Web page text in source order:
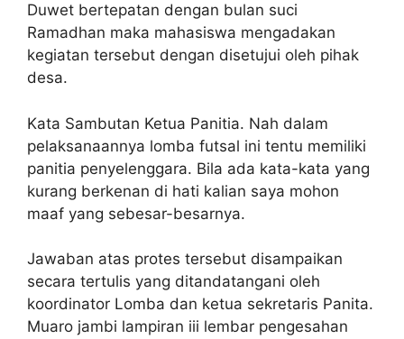
Duwet bertepatan dengan bulan suci
Ramadhan maka mahasiswa mengadakan
kegiatan tersebut dengan disetujui oleh pihak
desa.
Kata Sambutan Ketua Panitia. Nah dalam
pelaksanaannya lomba futsal ini tentu memiliki
panitia penyelenggara. Bila ada kata-kata yang
kurang berkenan di hati kalian saya mohon
maaf yang sebesar-besarnya.
Jawaban atas protes tersebut disampaikan
secara tertulis yang ditandatangani oleh
koordinator Lomba dan ketua sekretaris Panita.
Muaro jambi lampiran iii lembar pengesahan